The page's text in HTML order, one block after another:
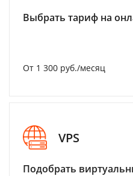
Выбрать тариф на
От 1 300 руб./месяц
VPS
Подобрать